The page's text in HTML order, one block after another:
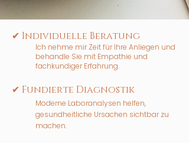
✔ Individuelle Beratung
​Ich nehme mir Zeit für Ihre Anliegen und
behandle Sie mit Empathie und
fachkundiger Erfahrung.
✔ Fundierte Diagnostik
Moderne Laboranalysen helfen,
gesundheitliche Ursachen sichtbar zu
machen.